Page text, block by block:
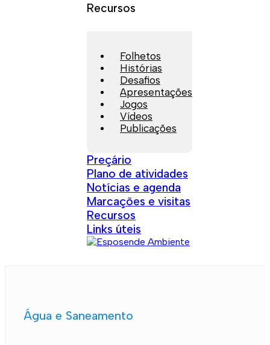
Recursos
Folhetos
Histórias
Desafios
Apresentações
Jogos
Vídeos
Publicações
Preçário
Plano de atividades
Notícias e agenda
Marcações e visitas
Recursos
Links úteis
Água e Saneamento